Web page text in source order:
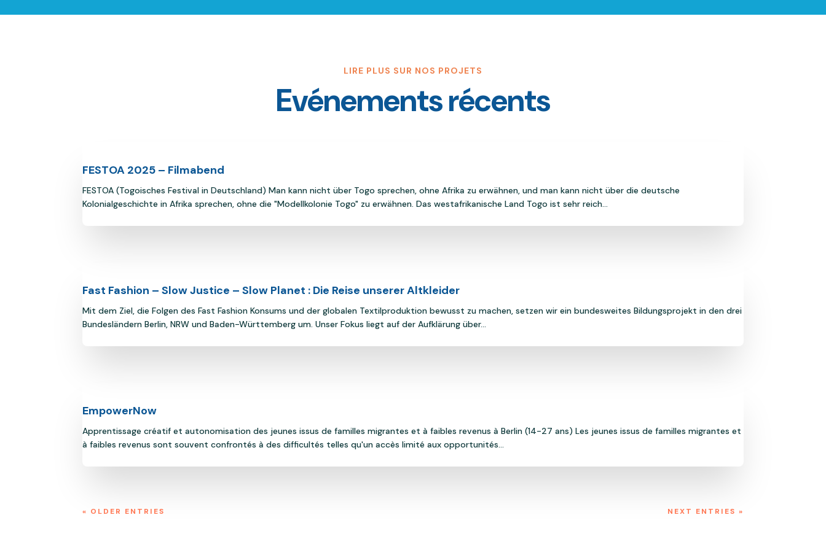
LIRE PLUS SUR NOS PROJETS
Evénements récents
FESTOA 2025 – Filmabend
FESTOA (Togoisches Festival in Deutschland) Man kann nicht über Togo sprechen, ohne Afrika zu erwähnen, und man kann nicht über die deutsche
Kolonialgeschichte in Afrika sprechen, ohne die "Modellkolonie Togo" zu erwähnen. Das westafrikanische Land Togo ist sehr reich...
Fast Fashion – Slow Justice – Slow Planet : Die Reise unserer Altkleider
Mit dem Ziel, die Folgen des Fast Fashion Konsums und der globalen Textilproduktion bewusst zu machen, setzen wir ein bundesweites Bildungsprojekt in den drei
Bundesländern Berlin, NRW und Baden-Württemberg um. Unser Fokus liegt auf der Aufklärung über...
EmpowerNow
Apprentissage créatif et autonomisation des jeunes issus de familles migrantes et à faibles revenus à Berlin (14-27 ans) Les jeunes issus de familles migrantes et
à faibles revenus sont souvent confrontés à des difficultés telles qu'un accès limité aux opportunités...
« OLDER ENTRIES NEXT ENTRIES »